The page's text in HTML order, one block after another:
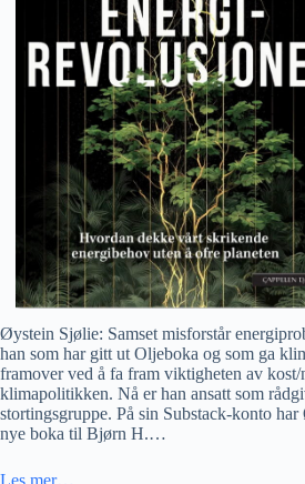
Øystein Sjølie: Samset misforstår
han som har gitt ut Oljeboka og som ga
framover ved å fa fram viktigheten av
klimapolitikken. Nå er han ansatt som
stortingsgruppe. På sin Substack-konto
nye boka til Bjørn H.…
Les mer…